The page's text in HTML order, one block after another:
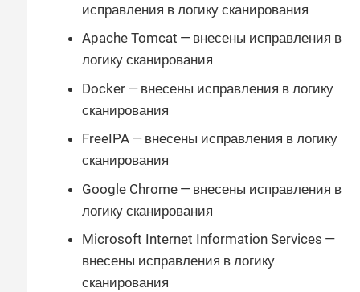
исправления в логику сканирования
Apache Tomcat — внесены исправления в
логику сканирования
Docker — внесены исправления в логику
сканирования
FreeIPA — внесены исправления в логику
сканирования
Google Chrome — внесены исправления в
логику сканирования
Microsoft Internet Information Services —
внесены исправления в логику
сканирования